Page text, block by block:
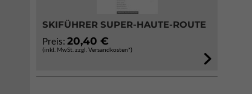
SKIFÜHRER SUPER-HAUTE-ROUTE
Preis: 20,40 €
(inkl. MwSt. zzgl. Versandkosten*)